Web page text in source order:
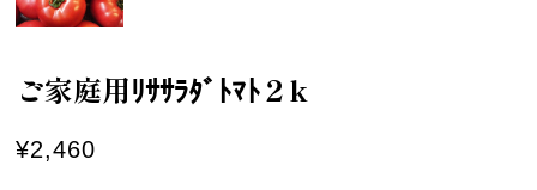
ご家庭用ﾘｻｻﾗﾀﾞﾄﾏﾄ２k
¥2,460